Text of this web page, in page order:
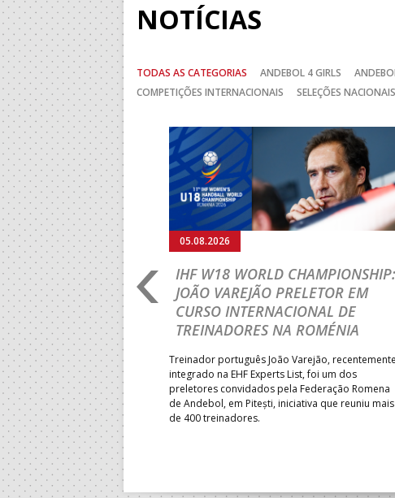
NOTÍCIAS
TODAS AS CATEGORIAS ANDEBOL 4 GIRLS
COMPETIÇÕES INTERNACIONAIS
SELEÇÕES NACIONAIS
CHAMPIONSHIP:
FASE A
CUP
na fase de grupos da
mede forças com o
no primeiro embate dos
entre o 17.º e 32.º lugare do
sub-18 Feminino.
05.08.2026
IHF W18 WORLD CHAMPIONSHIP:
JOÃO VAREJÃO PRELETOR EM
CURSO INTERNACIONAL DE
TREINADORES NA ROMÉNIA
Treinador português João Varejão, recentemente
integrado na EHF Experts List, foi um dos
preletores convidados pela Federação Romena
de Andebol, em Pitești, iniciativa que reuniu mais
de 400 treinadores.
Anterior